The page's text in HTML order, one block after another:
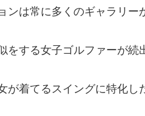
ンは常に多くのギャラリー
をする女子ゴルファーが
が着てるスイングに特化